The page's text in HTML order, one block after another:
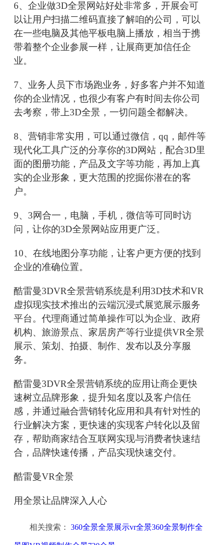
6、企业做3D全景网站好处非常多，开展会可
以让用户扫描二维码直接了解咱的公司，可以
在一些电脑及其他平板电脑上播放，相当于携
带着整个企业参展一样，让展商更加信任企
业。
7、业务人员下市场跑业务，好多客户并不知道
你的企业情况，也很少有客户有时间去你公司
去考察，带上3D全景，一切问题全都解决。
8、营销非常实用，可以通过微信，qq，邮件等
现代化工具广泛的分享你的3D网站，配合3D里
面的图册功能，产品及文字等功能，再加上真
实的企业形象，更大范围的挖掘你潜在的客
户。
9、3网合一，电脑，手机，微信等可同时访
问，让你的3D全景网站应用更广泛。
10、在线地图分享功能，让客户更方便的找到
企业的准确位置。
酷雷曼3DVR全景营销系统是利用3D技术和VR
虚拟现实技术推出的云端沉浸式展览展示服务
平台。代理商通过简单操作可以为企业、政府
机构、旅游景点、家居房产等行业提供VR全景
展示、策划、拍摄、制作、发布以及分享服
务。
酷雷曼3DVR全景营销系统的应用让商企更快
速树立品牌形象，提升知名度以及客户信任
感，并通过融合营销转化应用和具有针对性的
行业解决方案，更快速的实现客户转化以及留
存，帮助商家结合互联网实现与消费者快速结
合，品牌快速传播，产品实现快速交付。
酷雷曼VR全景
用全景让品牌深入人心
相关搜索： 360全景全景展示vr全景360全景制作全